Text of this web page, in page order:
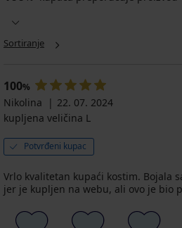
Sortiranje
100%
Nikolina
22. 07. 2024
kupljena veličina L
Potvrđeni kupac
Vrlo kvalitetan kupaći kostim. Bojala
jer je kupljen na webu, ali ovo je bio